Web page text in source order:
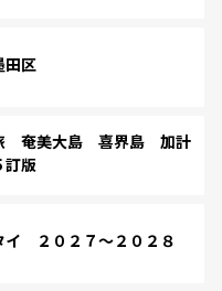
区
奄美大島 喜界島 加計
版
２０２７～２０２８